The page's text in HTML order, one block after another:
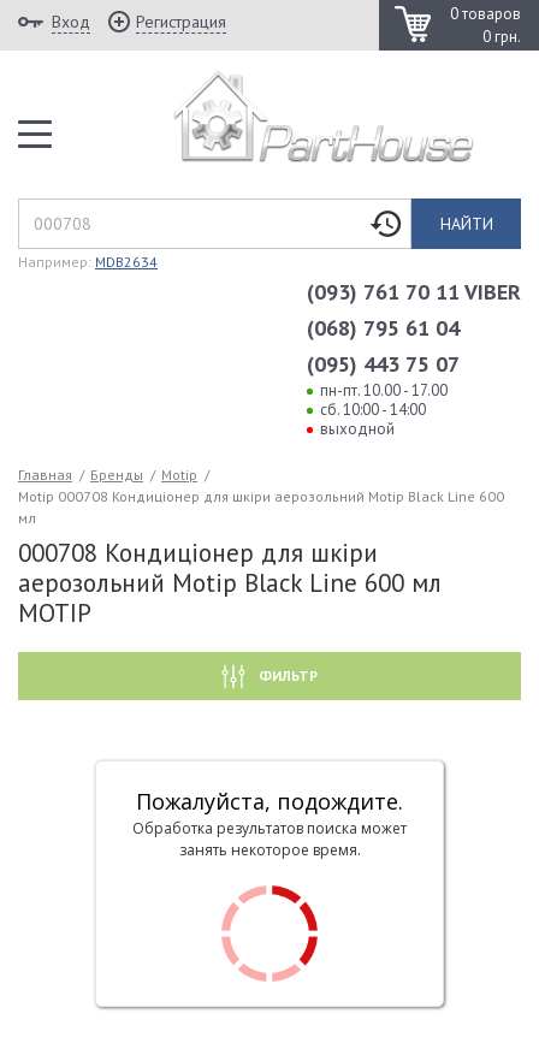
0 товаров
0 грн.
Вход Регистрация
НАЙТИ
Например: MDB2634
(093) 761 70 11 VIBER
(068) 795 61 04
(095) 443 75 07
пн-пт. 10.00 - 17.00
сб. 10:00 - 14:00
выходной
Главная / Бренды / Motip /
Motip 000708 Кондиціонер для шкіри аерозольний Motip Black Line 600
мл
000708 Кондиціонер для шкіри
аерозольний Motip Black Line 600 мл
MOTIP
ФИЛЬТР
Пожалуйста, подождите.
Обработка результатов поиска может
занять некоторое время.